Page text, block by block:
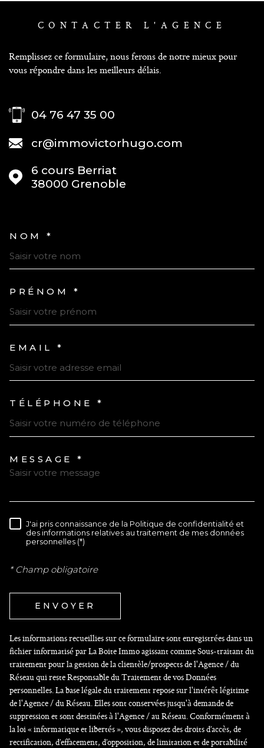
CONTACTER L'AGENCE
Remplissez ce formulaire, nous ferons de notre mieux pour
vous répondre dans les meilleurs délais.
04 76 47 35 00
cr@immovictorhugo.com
6 cours Berriat
38000
Grenoble
NOM *
PRÉNOM *
EMAIL *
TÉLÉPHONE *
MESSAGE *
RÈGLEMENTATION
J'ai pris connaissance de la Politique de confidentialité et
des informations relatives au traitement de mes données
personnelles (*)
* Champ obligatoire
ENVOYER
Les informations recueillies sur ce formulaire sont enregistrées dans un
fichier informatisé par La Boite Immo agissant comme Sous-traitant du
traitement pour la gestion de la clientèle/prospects de l'Agence / du
Réseau qui reste Responsable du Traitement de vos Données
personnelles. La base légale du traitement repose sur l'intérêt légitime
de l'Agence / du Réseau. Elles sont conservées jusqu'à demande de
suppression et sont destinées à l'Agence / au Réseau. Conformément à
la loi « informatique et libertés », vous disposez des droits d’accès, de
rectification, d’effacement, d’opposition, de limitation et de portabilité